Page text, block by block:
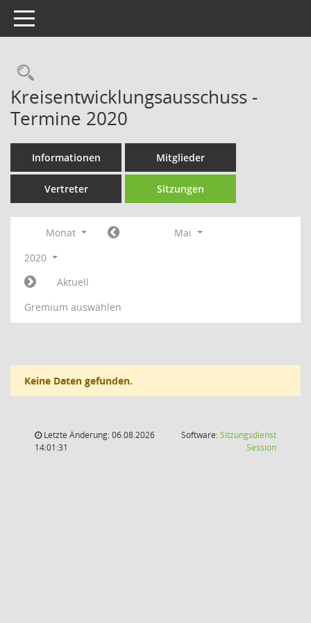
Toggle navigation
Rechercheauswahl
Kreisentwicklungsausschuss -
Termine 2020
Informationen Mitglieder
Vertreter Sitzungen
Monat
Mai
2020
Aktuell
Gremium auswählen
Keine Daten gefunden.
Letzte Änderung: 06.08.2026
14:01:31
Software:Sitzungsdienst
Session(Wird in